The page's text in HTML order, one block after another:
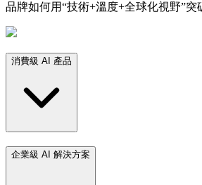
品牌如何用“技術+溫度+全球化視野”突
消費級 AI 產品
企業級 AI 解決方案